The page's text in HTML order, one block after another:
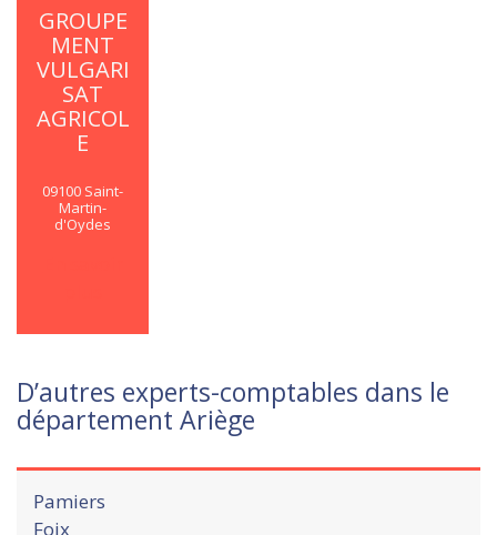
GROUPE
MENT
VULGARI
SAT
AGRICOL
E
09100 Saint-
Martin-
d'Oydes
D’autres experts-comptables dans le
département Ariège
Pamiers
Foix